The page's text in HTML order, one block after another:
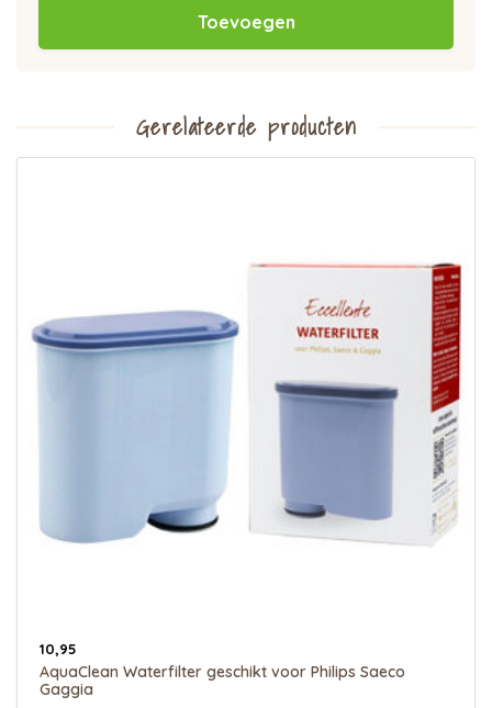
Toevoegen
Gerelateerde producten
10,95
AquaClean Waterfilter geschikt voor Philips Saeco
Gaggia